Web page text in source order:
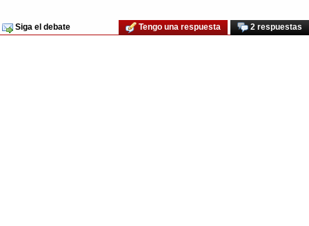
Siga el debate 2 respuestas
Tengo una respuesta